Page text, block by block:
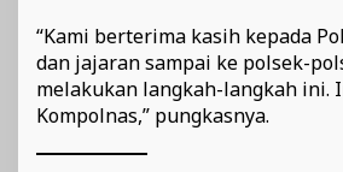
“Kami berterima kasih kepada
dan jajaran sampai ke polsek-
melakukan langkah-langkah ini.
Kompolnas,” pungkasnya.